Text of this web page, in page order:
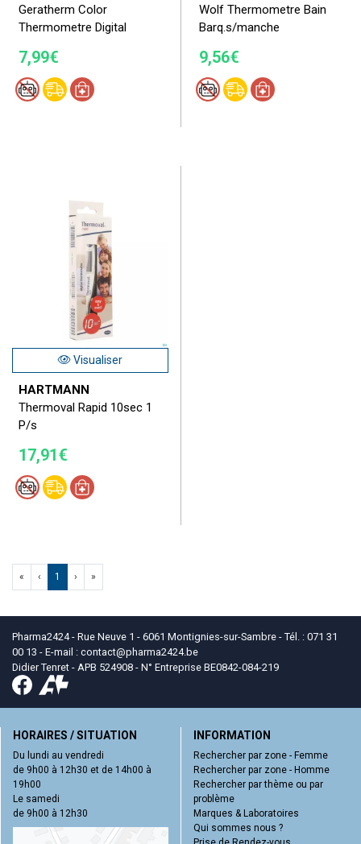
Geratherm Color
Thermometre Digital
7,99€
Wolf Thermometre Bain
Barq.s/manche
9,56€
Visualiser
HARTMANN
Thermoval Rapid 10sec 1
P/s
17,91€
« ‹ 1 › »
Pharma2424 - Rue Neuve 1 - 6061 Montignies-sur-Sambre - Tél. : 071 31
00 13 - E-mail : contact@pharma2424.be
Didier Tenret - APB 524908 - N° Entreprise BE0842-084-219
HORAIRES / SITUATION
Du lundi au vendredi
de 9h00 à 12h30 et de 14h00 à
19h00
Le samedi
de 9h00 à 12h30
INFORMATION
Rechercher par zone - Femme
Rechercher par zone - Homme
Rechercher par thème ou par
problème
Marques & Laboratoires
Qui sommes nous ?